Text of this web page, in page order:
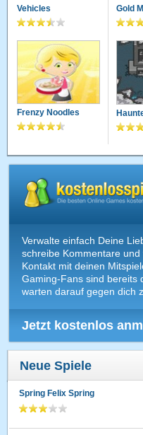
Vehicles Gold
Frenzy Noodles
Verwalte einfach Deine
schreibe Kommentare und
Kontakt mit deinen
Gaming-Fans sind bereits
warten darauf gegen dich
Jetzt kostenlos
Neue Spiele
Spring Felix Spring